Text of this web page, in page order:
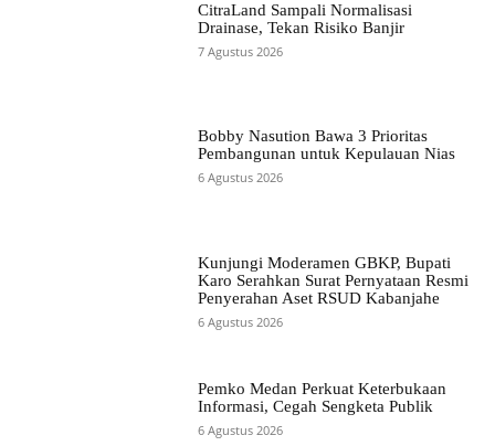
CitraLand Sampali Normalisasi
Drainase, Tekan Risiko Banjir
7 Agustus 2026
Bobby Nasution Bawa 3 Prioritas
Pembangunan untuk Kepulauan Nias
6 Agustus 2026
Kunjungi Moderamen GBKP, Bupati
Karo Serahkan Surat Pernyataan Resmi
Penyerahan Aset RSUD Kabanjahe
6 Agustus 2026
Pemko Medan Perkuat Keterbukaan
Informasi, Cegah Sengketa Publik
6 Agustus 2026